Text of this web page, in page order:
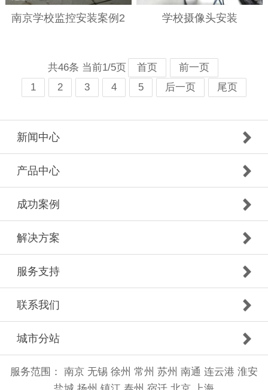
南京学校监控安装案例2 学校摄像头安装
共46条 当前1/5页 首页
前一页
1
2 3 4 5 后一页 尾页
新闻中心
产品中心
成功案例
解决方案
服务支持
联系我们
城市分站
服务范围： 南京 无锡 徐州 常州 苏州 南通 连云港 淮安